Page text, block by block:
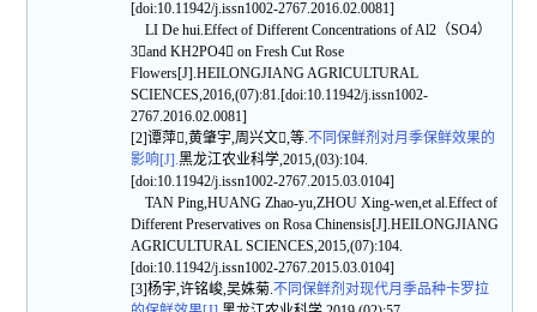
[doi:10.11942/j.issn1002-2767.2016.02.0081]
LI De hui.Effect of Different Concentrations of Al2（SO4）
3and KH2PO4 on Fresh Cut Rose
Flowers[J].HEILONGJIANG AGRICULTURAL
SCIENCES,2016,(07):81.[doi:10.11942/j.issn1002-
2767.2016.02.0081]
[2]谭萍,黄肇宇,周兴文,等.不同保鲜剂对月季保鲜效果的
影响[J].黑龙江农业科学,2015,(03):104.
[doi:10.11942/j.issn1002-2767.2015.03.0104]
TAN Ping,HUANG Zhao-yu,ZHOU Xing-wen,et al.Effect of
Different Preservatives on Rosa Chinensis[J].HEILONGJIANG
AGRICULTURAL SCIENCES,2015,(07):104.
[doi:10.11942/j.issn1002-2767.2015.03.0104]
[3]杨宇,许铭峻,吴姝菊.不同保鲜剂对现代月季品种卡罗拉